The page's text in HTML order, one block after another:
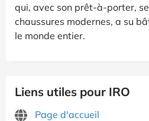
qui, avec son prêt-à-porter,
chaussures modernes, a su
le monde entier.
Liens utiles pour IRO
Page d'accueil